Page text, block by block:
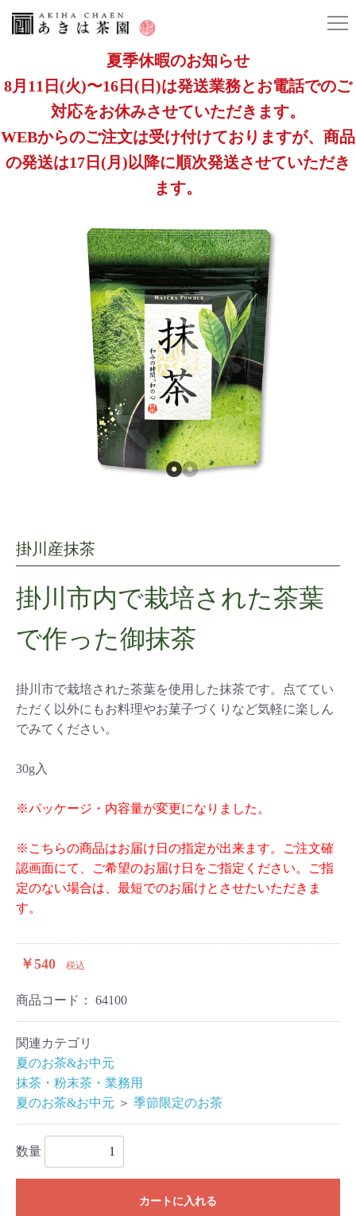
夏季休暇のお知らせ
8月11日(火)〜16日(日)は発送業務とお電話でのご
対応をお休みさせていただきます。
WEBからのご注文は受け付けておりますが、商品
の発送は17日(月)以降に順次発送させていただき
ます。
掛川産抹茶
掛川市内で栽培された茶葉
で作った御抹茶
掛川市で栽培された茶葉を使用した抹茶です。点ててい
ただく以外にもお料理やお菓子づくりなど気軽に楽しん
でみてください。
30g入
※パッケージ・内容量が変更になりました。
※こちらの商品はお届け日の指定が出来ます。ご注文確
認画面にて、ご希望のお届け日をご指定ください。ご指
定のない場合は、最短でのお届けとさせたいただきま
す。
￥540 税込
商品コード： 64100
関連カテゴリ
夏のお茶&お中元
抹茶・粉末茶・業務用
夏のお茶&お中元 ＞ 季節限定のお茶
数量
カートに入れる